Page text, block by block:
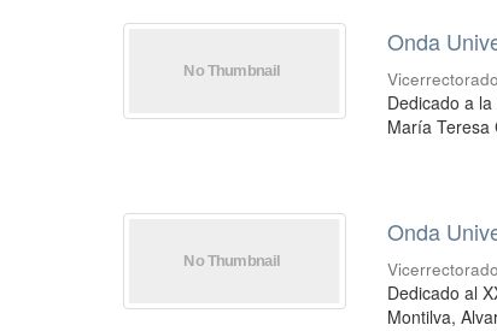
Onda
Dedicado a
María Teresa
Onda
Dedicado al
Montilva,